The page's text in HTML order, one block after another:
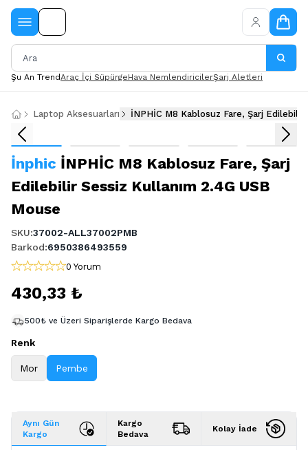
Şu An TrendAraç İçi SüpürgeHava NemlendiricilerŞarj Aletleri
Laptop Aksesuarları İNPHİC M8 Kablosuz Fare, Şarj Edilebilir
İnphic İNPHİC M8 Kablosuz Fare, Şarj
Edilebilir Sessiz Kullanım 2.4G USB
Mouse
SKU:37002-ALL37002PMB
Barkod:6950386493559
0 Yorum
430,33 ₺
500₺ ve Üzeri Siparişlerde Kargo Bedava
Renk
Mor Pembe
Aynı Gün
Kargo
Kargo
Bedava
Kolay İade